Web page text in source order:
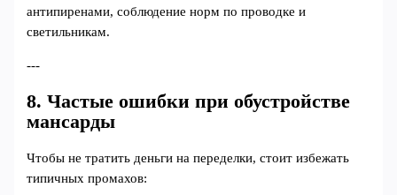
антипиренами, соблюдение норм по проводке и
светильникам.
---
8. Частые ошибки при обустройстве
мансарды
Чтобы не тратить деньги на переделки, стоит избежать
типичных промахов: